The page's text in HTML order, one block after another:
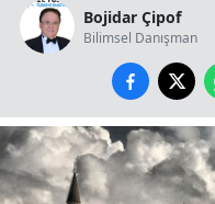
Bojidar Çipof
Bilimsel Danışman